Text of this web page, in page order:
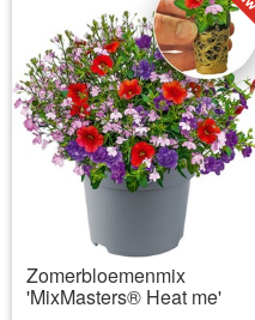
Zomerbloemenmix
'MixMasters® Heat me'